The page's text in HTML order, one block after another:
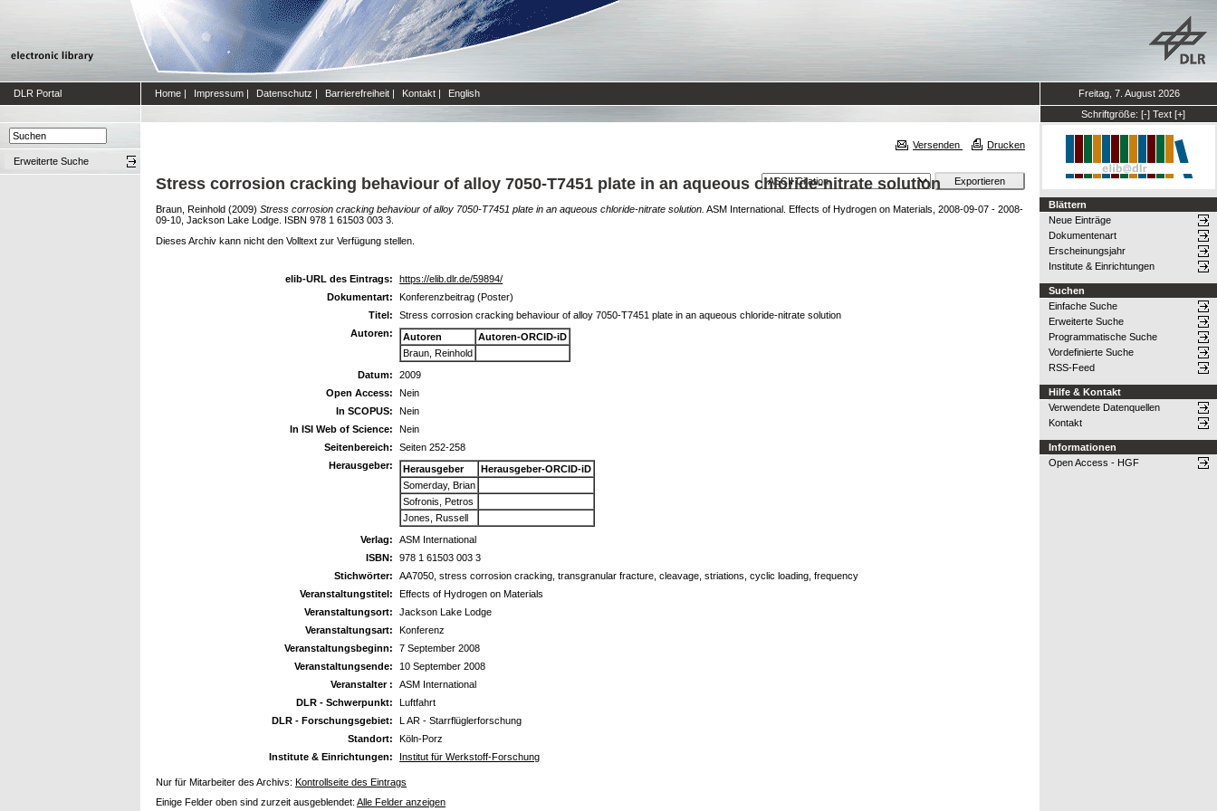
DLR Portal Home | Impressum | Datenschutz | Barrierefreiheit | Kontakt | English
Freitag, 7. August 2026
Schriftgröße: [-] Text [+]
Erweiterte Suche
Versenden Drucken
Stress corrosion cracking behaviour of alloy 7050-T7451 plate in an aqueous chloride-nitrate solution
Braun, Reinhold (2009) Stress corrosion cracking behaviour of alloy 7050-T7451 plate in an aqueous chloride-nitrate solution. ASM International. Effects of Hydrogen on Materials, 2008-09-07 - 2008-
09-10, Jackson Lake Lodge. ISBN 978 1 61503 003 3.
Dieses Archiv kann nicht den Volltext zur Verfügung stellen.
elib-URL des Eintrags:
https://elib.dlr.de/59894/
Dokumentart:
Konferenzbeitrag (Poster)
Titel:
Stress corrosion cracking behaviour of alloy 7050-T7451 plate in an aqueous chloride-nitrate solution
Autoren:
Autoren
Autoren-ORCID-iD
Braun, Reinhold
Datum:
2009
Open Access:
Nein
In SCOPUS:
Nein
In ISI Web of Science:
Nein
Seitenbereich:
Seiten 252-258
Herausgeber:
Herausgeber
Herausgeber-ORCID-iD
Somerday, Brian
Sofronis, Petros
Jones, Russell
Verlag:
ASM International
ISBN:
978 1 61503 003 3
Stichwörter:
AA7050, stress corrosion cracking, transgranular fracture, cleavage, striations, cyclic loading, frequency
Veranstaltungstitel:
Effects of Hydrogen on Materials
Veranstaltungsort:
Jackson Lake Lodge
Veranstaltungsart:
Konferenz
Veranstaltungsbeginn:
7 September 2008
Veranstaltungsende:
10 September 2008
Veranstalter :
ASM International
DLR - Schwerpunkt:
Luftfahrt
DLR - Forschungsgebiet:
L AR - Starrflüglerforschung
Standort:
Köln-Porz
Institute & Einrichtungen:
Institut für Werkstoff-Forschung
Nur für Mitarbeiter des Archivs: Kontrollseite des Eintrags
Einige Felder oben sind zurzeit ausgeblendet: Alle Felder anzeigen
Blättern
Neue Einträge
Dokumentenart
Erscheinungsjahr
Institute & Einrichtungen
Suchen
Einfache Suche
Erweiterte Suche
Programmatische Suche
Vordefinierte Suche
RSS-Feed
Hilfe & Kontakt
Verwendete Datenquellen
Kontakt
Informationen
Open Access - HGF